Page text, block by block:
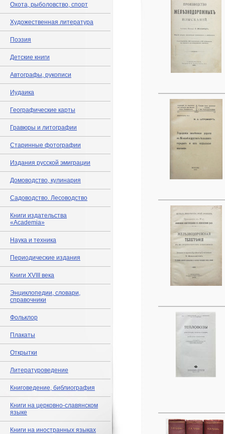
Охота, рыболовство, спорт
Художественная литература
Поэзия
Детские книги
Автографы, рукописи
Иудаика
Географические карты
Гравюры и литографии
Старинные фотографии
Издания русской эмиграции
Домоводство, кулинария
Садоводство. Лесоводство
Книги издательства
«Academia»
Наука и техника
Периодические издания
Книги XVIII века
Энциклопедии, словари,
справочники
Фольклор
Плакаты
Открытки
Литературоведение
Книговедение, библиография
Книги на церковно-славянском
языке
Книги на иностранных языках